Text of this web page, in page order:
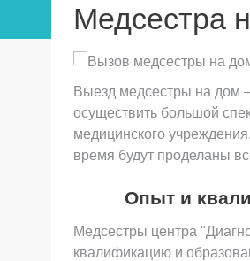
Медсестра
Выезд медсестры на дом
осуществить большой
медицинского
время будут проделаны
Опыт и
Медсестры центра
квалификацию и